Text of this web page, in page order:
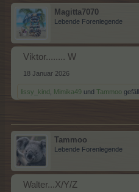
Magitta7070
Lebende Forenlegende
Viktor........ W
18 Januar 2026
lissy_kind Mimika49 und Tammoo
Tammoo
Lebende Forenlegende
Walter...X/Y/Z